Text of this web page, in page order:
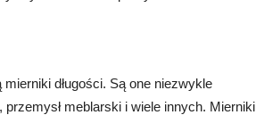
długości. Są one niezwykle
meblarski i wiele innych. Mierniki